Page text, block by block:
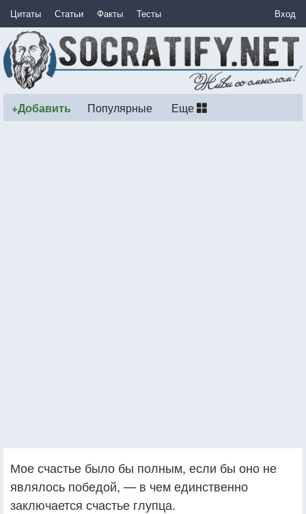
Цитаты Статьи Факты Тесты Вход
+Добавить Популярные Еще
Мое счастье было бы полным, если бы оно не
являлось победой, — в чем единственно
заключается счастье глупца.